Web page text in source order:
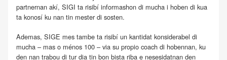
partnernan akí, SIGI ta risibí informashon di mucha i hoben di kua
ta konosí ku nan tin mester di sosten.
Ademas, SIGE mes tambe ta risibí un kantidat konsiderabel di
mucha – mas o ménos 100 – via su propio coach di hobennan, ku
den nan trabou di tur dia tin bon bista riba e nesesidatnan den